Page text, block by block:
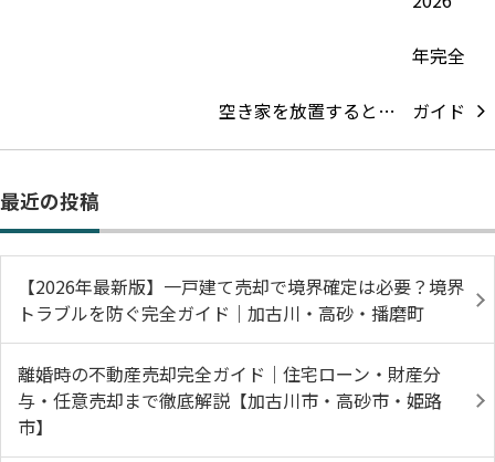
空き家を放置すると…
最近の投稿
【2026年最新版】一戸建て売却で境界確定は必要？境界
トラブルを防ぐ完全ガイド｜加古川・高砂・播磨町
離婚時の不動産売却完全ガイド｜住宅ローン・財産分
与・任意売却まで徹底解説【加古川市・高砂市・姫路
市】